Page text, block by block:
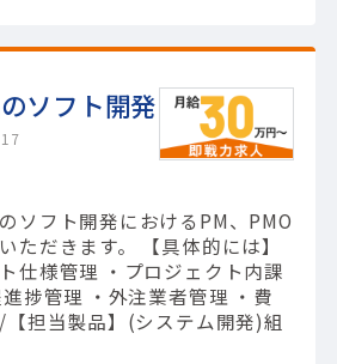
ソフト開発
ソフト開発におけるPM、PMO
ただきます。 【具体的には】
仕様管理 ・プロジェクト内課
捗管理 ・外注業者管理 ・費
担当製品】(システム開発)組